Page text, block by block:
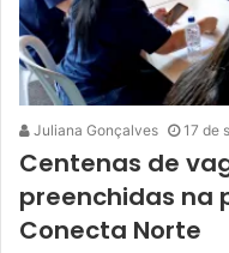
Juliana Gonçalves 17 de
Centenas de
preenchidas na
Conecta Norte